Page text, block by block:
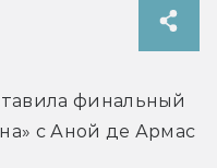
финальный
с Аной де Армас